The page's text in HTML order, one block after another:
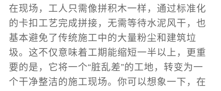
在现场，工人只需像拼积木一样，通过标准化
的卡扣工艺完成拼接，无需等待水泥风干，也
基本避免了传统施工中的大量粉尘和建筑垃
圾。这不仅意味着工期能缩短一半以上，更重
要的是，它将一个“脏乱差”的工地，转变为一
个干净整洁的施工现场。你可以想象一下，在